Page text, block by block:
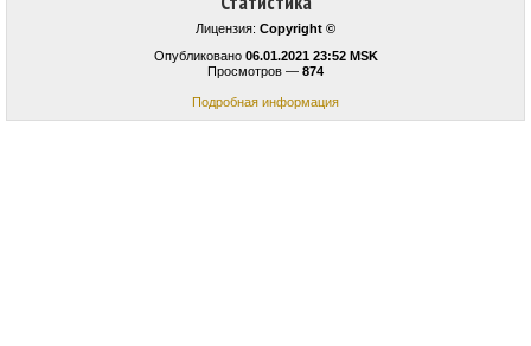
Лицензия: Copyright ©
Опубликовано 06.01.2021 23:52 MSK
Просмотров — 874
Подробная информация